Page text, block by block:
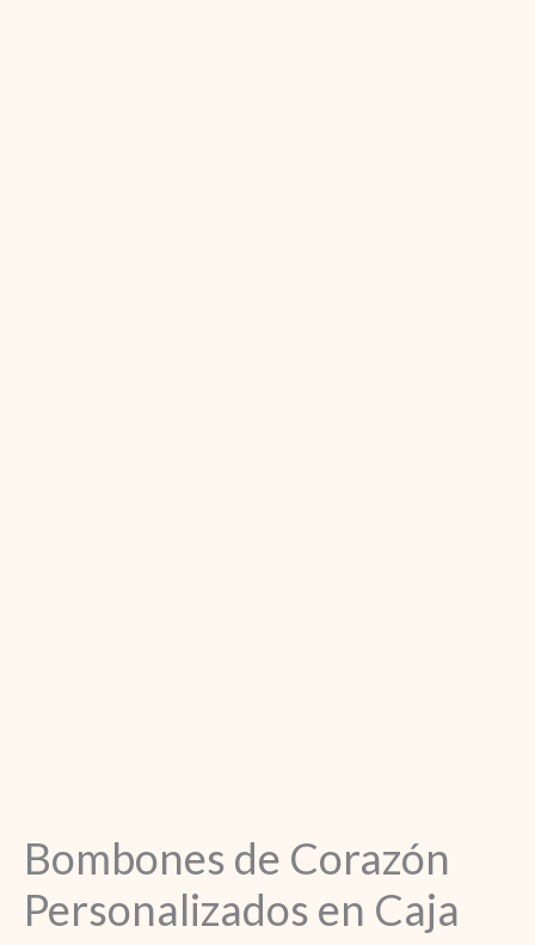
Bombones de Corazón
Personalizados en Caja